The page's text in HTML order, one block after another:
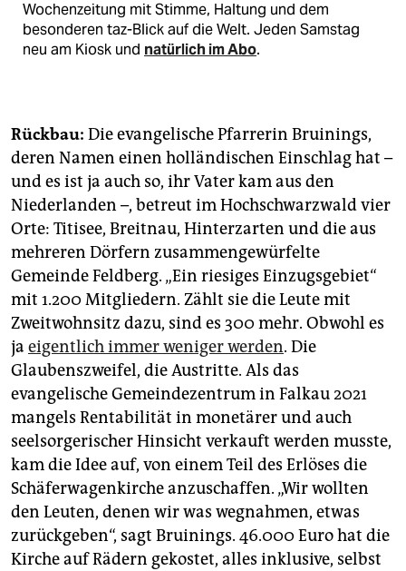
Wochenzeitung mit Stimme, Haltung und dem
besonderen taz-Blick auf die Welt. Jeden Samstag
neu am Kiosk und natürlich im Abo.
Rückbau: Die evangelische Pfarrerin Bruinings,
deren Namen einen holländischen Einschlag hat –
und es ist ja auch so, ihr Vater kam aus den
Niederlanden –, betreut im Hochschwarzwald vier
Orte: Titisee, Breitnau, Hinterzarten und die aus
mehreren Dörfern zusammengewürfelte
Gemeinde Feldberg. „Ein riesiges Einzugsgebiet“
mit 1.200 Mitgliedern. Zählt sie die Leute mit
Zweitwohnsitz dazu, sind es 300 mehr. Obwohl es
ja eigentlich immer weniger werden. Die
Glaubenszweifel, die Austritte. Als das
evangelische Gemeindezentrum in Falkau 2021
mangels Rentabilität in monetärer und auch
seelsorgerischer Hinsicht verkauft werden musste,
kam die Idee auf, von einem Teil des Erlöses die
Schäferwagenkirche anzuschaffen. „Wir wollten
den Leuten, denen wir was wegnahmen, etwas
zurückgeben“, sagt Bruinings. 46.000 Euro hat die
Kirche auf Rädern gekostet, alles inklusive, selbst